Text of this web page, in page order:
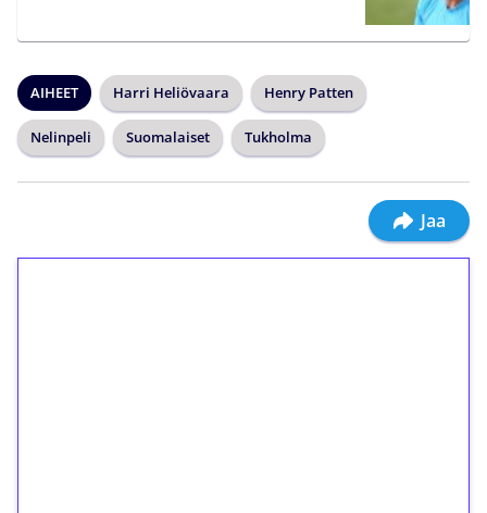
AIHEET Harri Heliövaara Henry Patten
Nelinpeli Suomalaiset Tukholma
Jaa